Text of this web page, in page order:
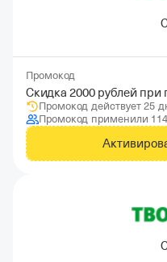
Промокод
Скидка 2000 рублей при
Промокод действует 25
Промокод применили